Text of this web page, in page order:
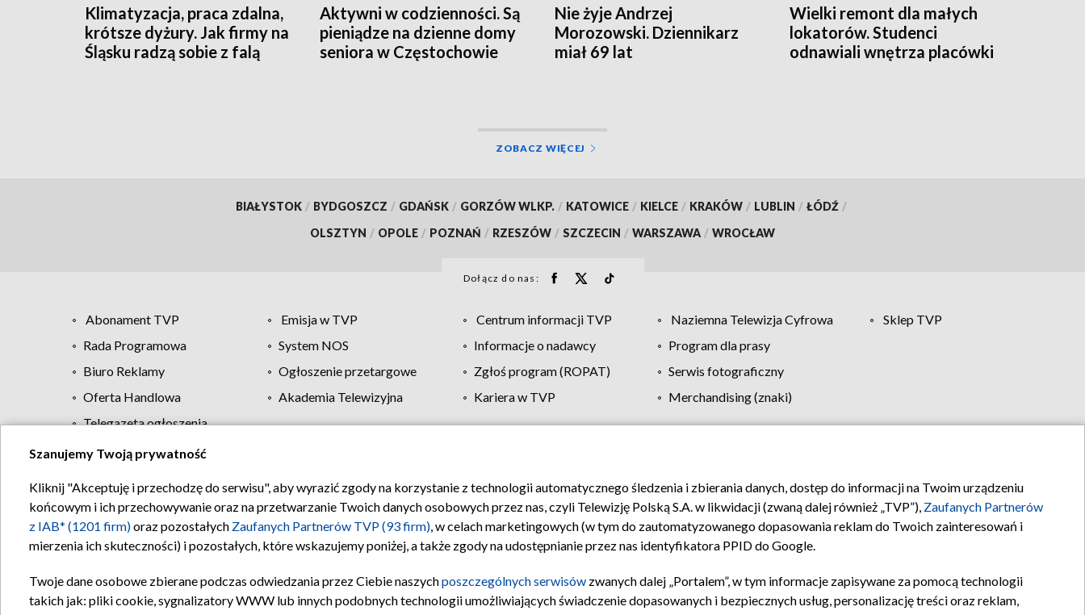
Klimatyzacja, praca zdalna,
krótsze dyżury. Jak firmy na
Śląsku radzą sobie z falą
Aktywni w codzienności. Są
pieniądze na dzienne domy
seniora w Częstochowie
Nie żyje Andrzej
Morozowski. Dziennikarz
miał 69 lat
Wielki remont dla małych
lokatorów. Studenci
odnawiali wnętrza placówki
ZOBACZ WIĘCEJ
BIAŁYSTOK / BYDGOSZCZ / GDAŃSK / GORZÓW WLKP. / KATOWICE / KIELCE / KRAKÓW / LUBLIN / ŁÓDŹ /
OLSZTYN / OPOLE / POZNAŃ / RZESZÓW / SZCZECIN / WARSZAWA / WROCŁAW
Dołącz do nas:
Abonament TVP Emisja w TVP Centrum informacji TVP Naziemna Telewizja Cyfrowa
Sklep TVP
Rada Programowa
System NOS Informacje o nadawcy
Program dla prasy
Biuro Reklamy
Ogłoszenie przetargowe Zgłoś program (ROPAT)
Serwis fotograficzny
Oferta Handlowa
Akademia Telewizyjna Kariera w TVP
Merchandising (znaki)
Telegazeta ogłoszenia
Regulamin TVP Polityka prywatności Moje zgody Pomoc Biuro reklamy Kontakt
Szanujemy Twoją prywatność
Kliknij "Akceptuję i przechodzę do serwisu", aby wyrazić zgody na korzystanie z technologii automatycznego śledzenia i zbierania danych, dostęp do informacji na Twoim urządzeniu
końcowym i ich przechowywanie oraz na przetwarzanie Twoich danych osobowych przez nas, czyli Telewizję Polską S.A. w likwidacji (zwaną dalej również „TVP”), Zaufanych Partnerów
z IAB* (1201 firm)oraz pozostałych Zaufanych Partnerów TVP (93 firm), w celach marketingowych (w tym do zautomatyzowanego dopasowania reklam do Twoich zainteresowań i
mierzenia ich skuteczności) i pozostałych, które wskazujemy poniżej, a także zgody na udostępnianie przez nas identyfikatora PPID do Google.
Twoje dane osobowe zbierane podczas odwiedzania przez Ciebie naszychposzczególnych serwisów zwanych dalej „Portalem”, w tym informacje zapisywane za pomocą technologii
takich jak: pliki cookie, sygnalizatory WWW lub innych podobnych technologii umożliwiających świadczenie dopasowanych i bezpiecznych usług, personalizację treści oraz reklam,